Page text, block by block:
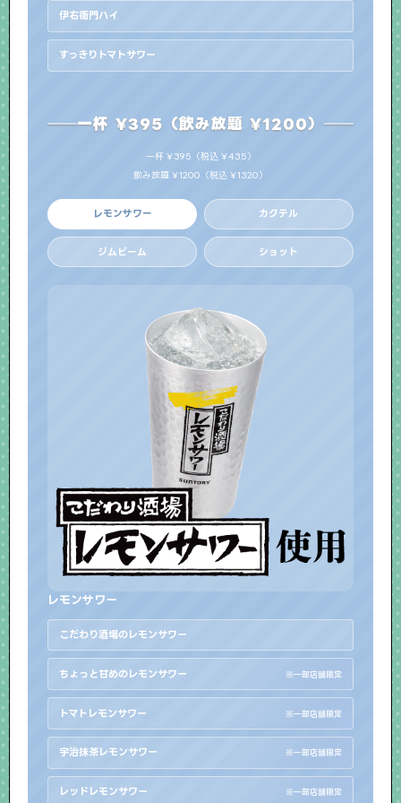
伊右衛門ハイ
すっきりトマトサワー
一杯 ¥395（飲み放題 ¥1200）
一杯 ¥395（税込 ¥435）
飲み放題 ¥1200（税込 ¥1320）
レモンサワー カクテル
ジムビーム ショット
レモンサワー
こだわり酒場のレモンサワー
ちょっと甘めのレモンサワー ※一部店舗限定
トマトレモンサワー ※一部店舗限定
宇治抹茶レモンサワー ※一部店舗限定
レッドレモンサワー ※一部店舗限定